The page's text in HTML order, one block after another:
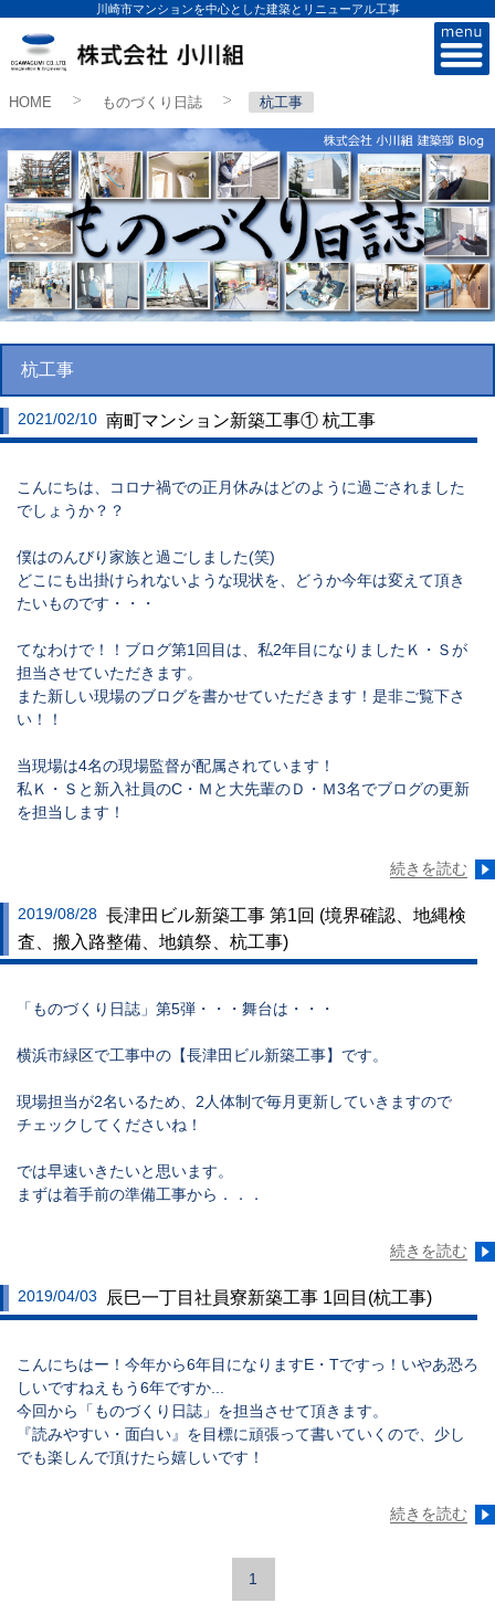
川崎市マンションを中心とした建築とリニューアル工事
HOME >ものづくり日誌 杭工事
杭工事
2021/02/10 南町マンション新築工事① 杭工事
こんにちは、コロナ禍での正月休みはどのように過ごされました
でしょうか？？
僕はのんびり家族と過ごしました(笑)
どこにも出掛けられないような現状を、どうか今年は変えて頂き
たいものです・・・
てなわけで！！ブログ第1回目は、私2年目になりましたＫ・Ｓが
担当させていただきます。
また新しい現場のブログを書かせていただきます！是非ご覧下さ
い！！
当現場は4名の現場監督が配属されています！
私Ｋ・Ｓと新入社員のC・Ｍと大先輩のＤ・Ｍ3名でブログの更新
を担当します！
続きを読む
2019/08/28 長津田ビル新築工事 第1回 (境界確認、地縄検
査、搬入路整備、地鎮祭、杭工事)
「ものづくり日誌」第5弾・・・舞台は・・・
横浜市緑区で工事中の【長津田ビル新築工事】です。
現場担当が2名いるため、2人体制で毎月更新していきますので
チェックしてくださいね！
では早速いきたいと思います。
まずは着手前の準備工事から．．．
続きを読む
2019/04/03 辰巳一丁目社員寮新築工事 1回目(杭工事)
こんにちはー！今年から6年目になりますE・Tですっ！いやあ恐ろ
しいですねえもう6年ですか...
今回から「ものづくり日誌」を担当させて頂きます。
『読みやすい・面白い』を目標に頑張って書いていくので、少し
でも楽しんで頂けたら嬉しいです！
続きを読む
1